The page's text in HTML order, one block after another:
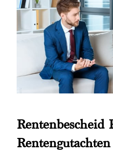
Rentenbescheid
Rentengutachten